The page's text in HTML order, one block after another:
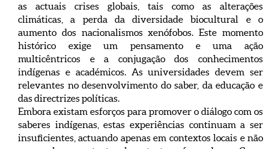
as actuais crises globais, tais como as alterações
climáticas, a perda da diversidade biocultural e o
aumento dos nacionalismos xenófobos. Este momento
histórico exige um pensamento e uma ação
multicêntricos e a conjugação dos conhecimentos
indígenas e académicos. As universidades devem ser
relevantes no desenvolvimento do saber, da educação e
das directrizes políticas.
Embora existam esforços para promover o diálogo com os
saberes indígenas, estas experiências continuam a ser
insuficientes, actuando apenas em contextos locais e não